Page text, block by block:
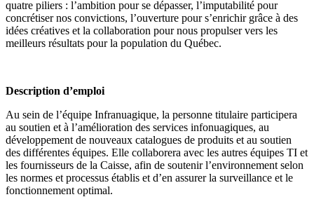
quatre piliers : l’ambition pour se dépasser, l’imputabilité pour
concrétiser nos convictions, l’ouverture pour s’enrichir grâce à des
idées créatives et la collaboration pour nous propulser vers les
meilleurs résultats pour la population du Québec.
Description d’emploi
Au sein de l’équipe Infranuagique, la personne titulaire participera
au soutien et à l’amélioration des services infonuagiques, au
développement de nouveaux catalogues de produits et au soutien
des différentes équipes. Elle collaborera avec les autres équipes TI et
les fournisseurs de la Caisse, afin de soutenir l’environnement selon
les normes et processus établis et d’en assurer la surveillance et le
fonctionnement optimal.